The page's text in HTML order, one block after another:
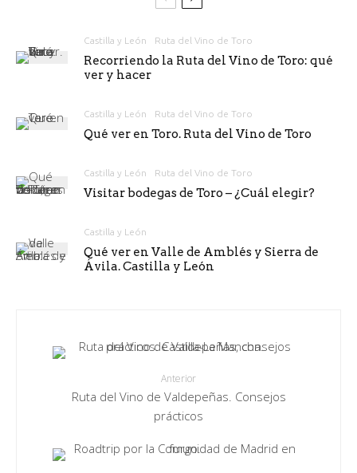
Castilla y León Ruta del Vino de Toro
Recorriendo la Ruta del Vino de Toro: qué
ver y hacer
Castilla y León Ruta del Vino de Toro
Qué ver en Toro. Ruta del Vino de Toro
Castilla y León Ruta del Vino de Toro
Visitar bodegas de Toro – ¿Cuál elegir?
Castilla y León
Qué ver en Valle de Amblés y Sierra de
Ávila. Castilla y León
Anterior
Ruta del Vino de Valdepeñas. Consejos
prácticos